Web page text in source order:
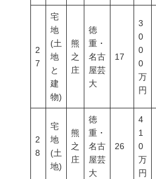
2
7
宅
地
(土
地
と
建
物)
熊
之
庄
徳
重・
名古
屋芸
大
17
3
0
0
0
万
円
2
8
宅
地
(土
地)
熊
之
庄
徳
重・
名古
屋芸
大
26
4
1
0
万
円